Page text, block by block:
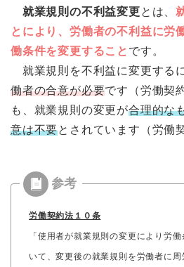
就業規則の不利益変更とは、
とにより、労働者の不利益に労
働条件を変更すること です。
就業規則を不利益に変更する
働者の合意が必要です（労働契
も、就業規則の変更が合理的な
意は不要とされています（労働
労働契約法１０条
「使用者が就業規則の変更により労
いて、変更後の就業規則を労働者に